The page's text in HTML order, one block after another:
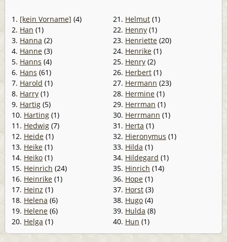
1. [kein Vorname] (4)
2. Han (1)
3. Hanna (2)
4. Hanne (3)
5. Hanns (4)
6. Hans (61)
7. Harold (1)
8. Harry (1)
9. Hartig (5)
10. Harting (1)
11. Hedwig (7)
12. Heide (1)
13. Heike (1)
14. Heiko (1)
15. Heinrich (24)
16. Heinrike (1)
17. Heinz (1)
18. Helena (6)
19. Helene (6)
20. Helga (1)
21. Helmut (1)
22. Henny (1)
23. Henriette (20)
24. Henrike (1)
25. Henry (2)
26. Herbert (1)
27. Hermann (23)
28. Hermine (1)
29. Herrman (1)
30. Herrmann (1)
31. Herta (1)
32. Hieronymus (1)
33. Hilda (1)
34. Hildegard (1)
35. Hinrich (14)
36. Hope (1)
37. Horst (3)
38. Hugo (4)
39. Hulda (8)
40. Hun (1)